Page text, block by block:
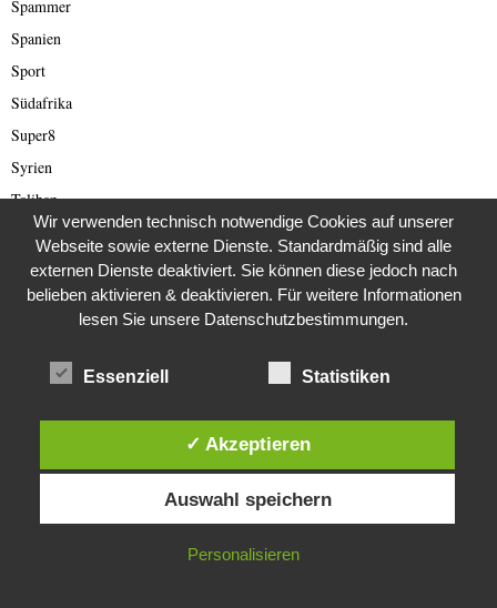
Spammer
Spanien
Sport
Südafrika
Super8
Syrien
Taliban
Technologie
Teneriffa
Terror
Tourismus
Türkei
Diese Website verwendet Cookies. Durch die weitere Nutzung dieser
Website stimmst du der Verwendung von Cookies zu.
IN ORDNUNG
Wir verwenden technisch notwendige Cookies auf unserer
Webseite sowie externe Dienste. Standardmäßig sind alle
externen Dienste deaktiviert. Sie können diese jedoch nach
belieben aktivieren & deaktivieren. Für weitere Informationen
lesen Sie unsere Datenschutzbestimmungen.
Essenziell Statistiken
✓ Akzeptieren
Auswahl speichern
Personalisieren